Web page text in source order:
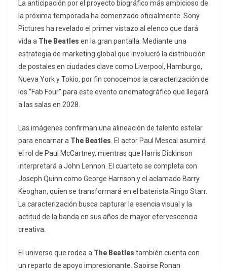
La anticipación por el proyecto biográfico más ambicioso de
la próxima temporada ha comenzado oficialmente. Sony
Pictures ha revelado el primer vistazo al elenco que dará
vida a The Beatles en la gran pantalla. Mediante una
estrategia de marketing global que involucró la distribución
de postales en ciudades clave como Liverpool, Hamburgo,
Nueva York y Tokio, por fin conocemos la caracterización de
los “Fab Four” para este evento cinematográfico que llegará
a las salas en 2028.
Las imágenes confirman una alineación de talento estelar
para encarnar a The Beatles . El actor Paul Mescal asumirá
el rol de Paul McCartney, mientras que Harris Dickinson
interpretará a John Lennon. El cuarteto se completa con
Joseph Quinn como George Harrison y el aclamado Barry
Keoghan, quien se transformará en el baterista Ringo Starr.
La caracterización busca capturar la esencia visual y la
actitud de la banda en sus años de mayor efervescencia
creativa.
El universo que rodea a The Beatles también cuenta con
un reparto de apoyo impresionante. Saoirse Ronan